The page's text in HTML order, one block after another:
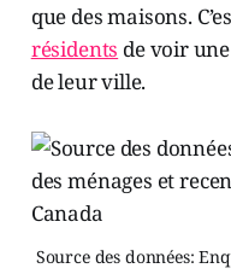
que des maisons.
résidents de voir
de leur ville.
Source des données: